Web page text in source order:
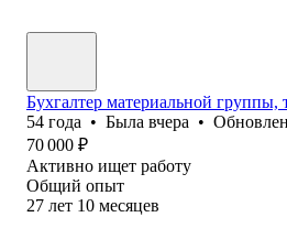
Бухгалтер материальной группы,
54 года • Была вчера •
70 000 ₽
Активно ищет работу
Общий опыт
27 лет 10 месяцев